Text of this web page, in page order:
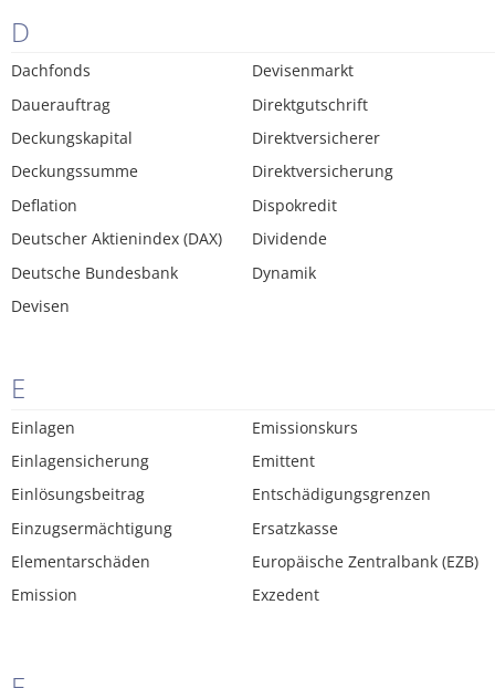
D
Dachfonds
Dauerauftrag
Deckungskapital
Deckungssumme
Deflation
Deutscher Aktienindex (DAX)
Deutsche Bundesbank
Devisen
Devisenmarkt
Direktgutschrift
Direktversicherer
Direktversicherung
Dispokredit
Dividende
Dynamik
E
Einlagen
Einlagensicherung
Einlösungsbeitrag
Einzugsermächtigung
Elementarschäden
Emission
Emissionskurs
Emittent
Entschädigungsgrenzen
Ersatzkasse
Europäische Zentralbank (EZB)
Exzedent